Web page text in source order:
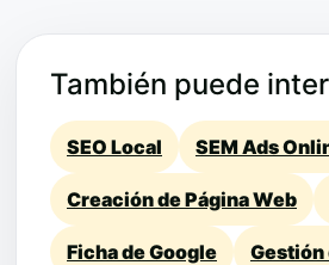
También puede
SEO Local SEM Ads
Creación de Página Web
Ficha de Google Gestión